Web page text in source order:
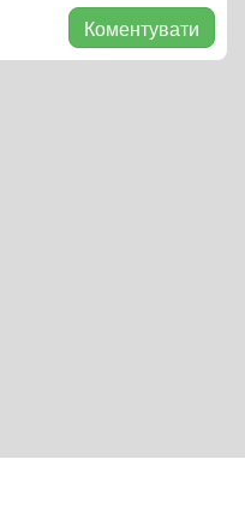
Коментувати